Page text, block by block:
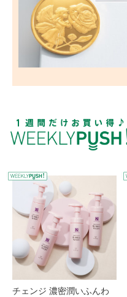
チェンジ 濃密潤いふんわ